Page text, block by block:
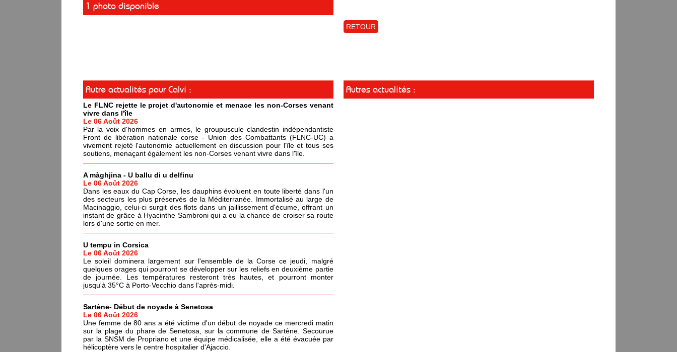
1 photo disponible
RETOUR
Autre actualités pour Calvi :
Le FLNC rejette le projet d'autonomie et menace les non-Corses venant
vivre dans l'île
Le 06 Août 2026
Par la voix d'hommes en armes, le groupuscule clandestin indépendantiste
Front de libération nationale corse - Union des Combattants (FLNC-UC) a
vivement rejeté l'autonomie actuellement en discussion pour l'île et tous ses
soutiens, menaçant également les non-Corses venant vivre dans l'île.
A màghjina - U ballu di u delfinu
Le 06 Août 2026
Dans les eaux du Cap Corse, les dauphins évoluent en toute liberté dans l'un
des secteurs les plus préservés de la Méditerranée. Immortalisé au large de
Macinaggio, celui-ci surgit des flots dans un jaillissement d'écume, offrant un
instant de grâce à Hyacinthe Sambroni qui a eu la chance de croiser sa route
lors d'une sortie en mer.
U tempu in Corsica
Le 06 Août 2026
Le soleil dominera largement sur l'ensemble de la Corse ce jeudi, malgré
quelques orages qui pourront se développer sur les reliefs en deuxième partie
de journée. Les températures resteront très hautes, et pourront monter
jusqu'à 35°C à Porto-Vecchio dans l'après-midi.
Sartène- Début de noyade à Senetosa
Le 06 Août 2026
Une femme de 80 ans a été victime d'un début de noyade ce mercredi matin
sur la plage du phare de Senetosa, sur la commune de Sartène. Secourue
par la SNSM de Propriano et une équipe médicalisée, elle a été évacuée par
hélicoptère vers le centre hospitalier d'Ajaccio.
Autres actualités :